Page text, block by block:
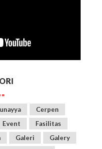
Cerpen
Event
Fasilitas
Galeri
Galery